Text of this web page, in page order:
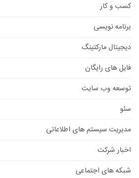
کسب و کار
برنامه نویسی
دیجیتال مارکتینگ
فایل های رایگان
توسعه وب سایت
سئو
مدیریت سیستم های اطلاعاتی
اخبار شرکت
شبکه های اجتماعی